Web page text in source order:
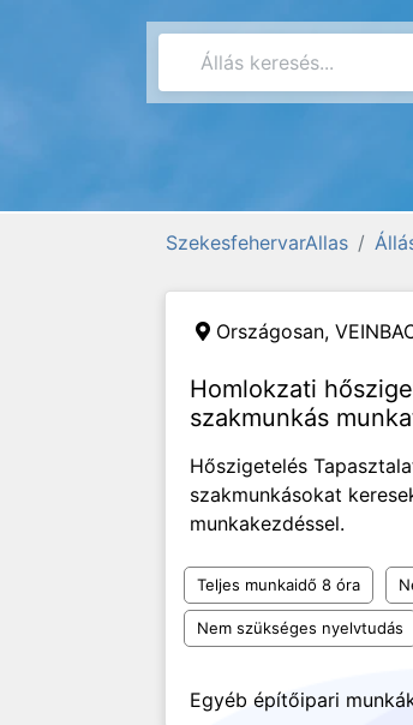
SzekesfehervarAllas
Országosan,
Homlokzati
szakmunkás
Hőszigetelés
szakmunkásokat
munkakezdéssel.
Teljes munkaidő 8 óra
Nem szükséges nyelvtudás
Egyéb építőipari